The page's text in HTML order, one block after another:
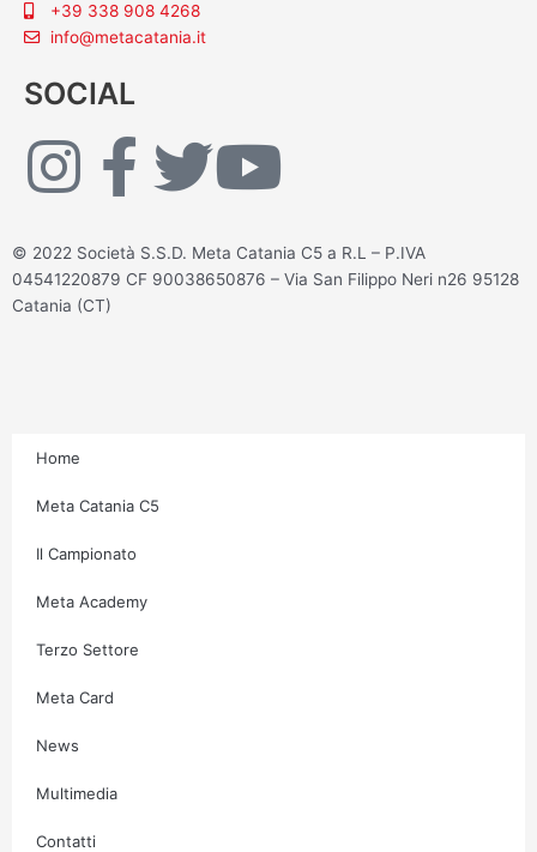
+39 338 908 4268
info@metacatania.it
SOCIAL
I
s
g
r
a
m
F
a
c
o
k
-
T
i
Y
u
© 2022 Società S.S.D. Meta Catania C5 a R.L – P.IVA
04541220879 CF 90038650876 – Via San Filippo Neri n26 95128
Catania (CT)
Home
Meta Catania C5
Il Campionato
Meta Academy
Terzo Settore
Meta Card
News
Multimedia
Contatti